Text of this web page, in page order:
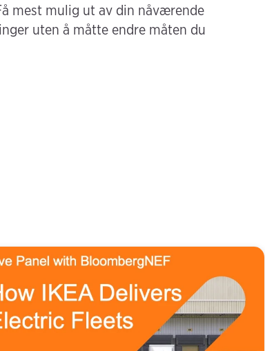
mest mulig ut av din nåværende
uten å måtte endre måten du